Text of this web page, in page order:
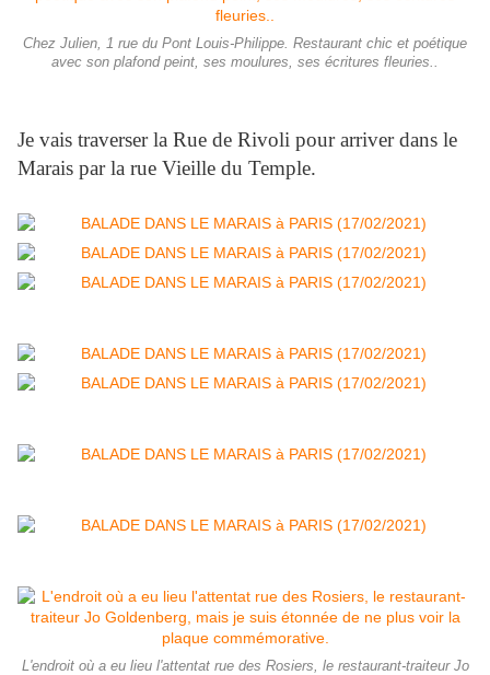
Chez Julien, 1 rue du Pont Louis-Philippe. Restaurant chic et poétique
avec son plafond peint, ses moulures, ses écritures fleuries..
Je vais traverser la Rue de Rivoli pour arriver dans le
Marais par la rue Vieille du Temple.
L'endroit où a eu lieu l'attentat rue des Rosiers, le restaurant-traiteur Jo